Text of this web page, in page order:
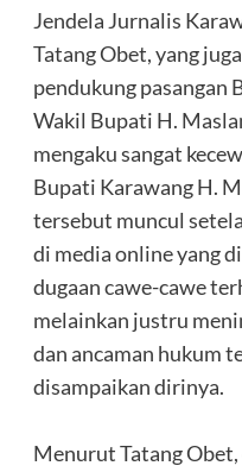
Jendela Jurnalis
Tatang Obet, yang
pendukung pasangan
Wakil Bupati H.
mengaku sangat
Bupati Karawang H.
tersebut muncul
di media online yang
dugaan cawe-cawe
melainkan justru
dan ancaman hukum
disampaikan dirinya.
‎Menurut Tatang